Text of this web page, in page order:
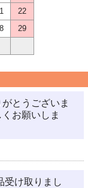
22
29
とうございま
お願いしま
受け取りまし